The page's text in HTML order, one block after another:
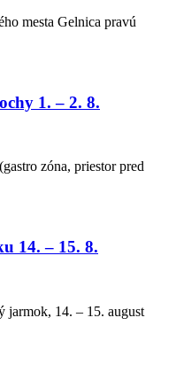
mesta Gelnica pravú
1. – 2. 8.
zóna, priestor pred
14. – 15. 8.
jarmok, 14. – 15. august